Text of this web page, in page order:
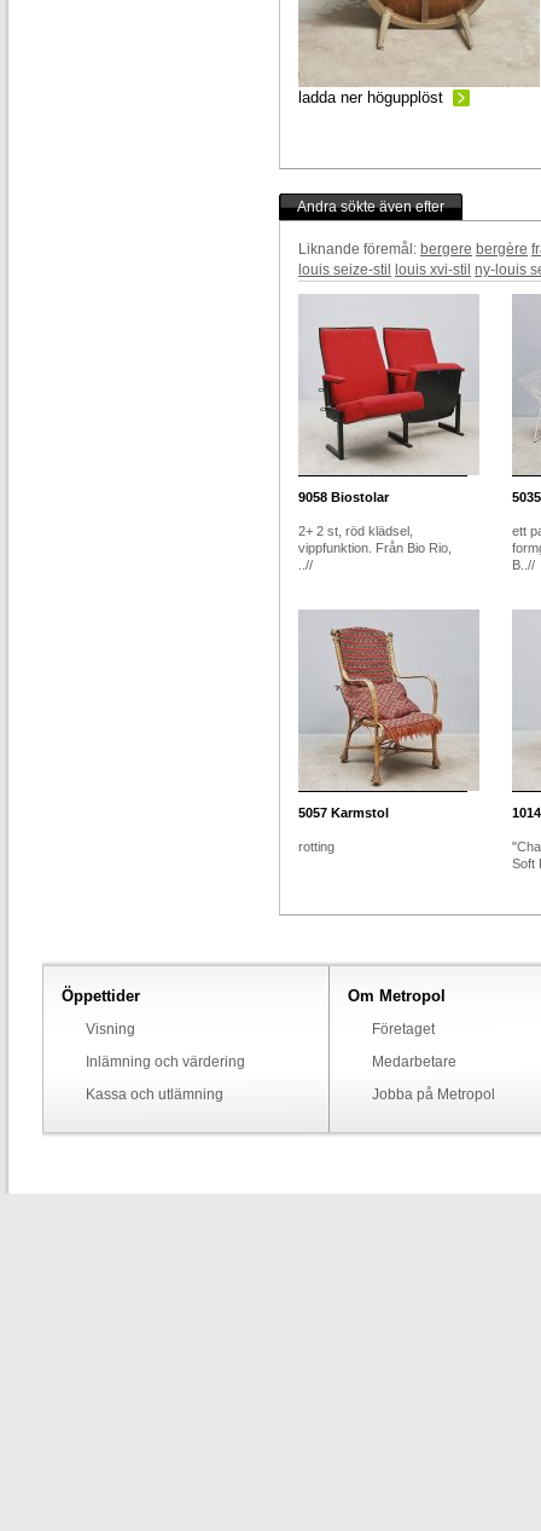
ladda ner högupplöst
Andra sökte även efter
Liknande föremål: bergere bergère
louis seize-stil
louis xvi-stil ny-louis
9058 Biostolar
2+ 2 st, röd klädsel,
vippfunktion. Från Bio Rio,
..//
5035
ett
B..//
5057 Karmstol
rotting
1014
Soft
Öppettider
Visning
Inlämning och värdering
Kassa och utlämning
Om Metropol
Företaget
Medarbetare
Jobba på Metropol